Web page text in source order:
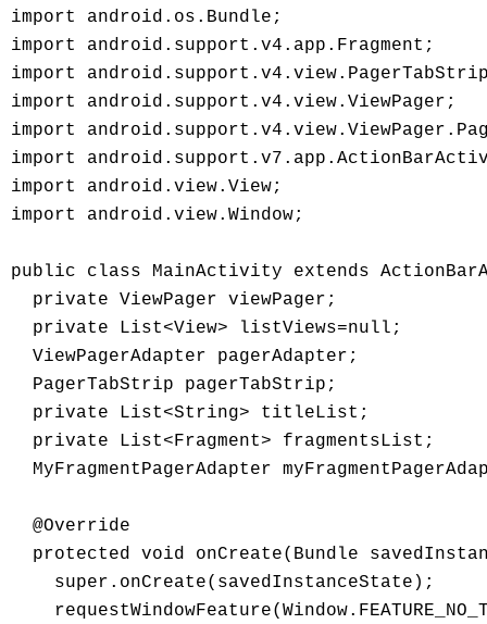
import android.os.Bundle;
import android.support.v4.app.Fragment;
import
import android.support.v4.view.ViewPager;
import
import
import android.view.View;
import android.view.Window;
public class MainActivity extends
  private ViewPager viewPager;
  private List<View> listViews=null;
  ViewPagerAdapter pagerAdapter;
  PagerTabStrip pagerTabStrip;
  private List<String> titleList;
  private List<Fragment> fragmentsList;
MyFragmentPagerAdapter
  @Override
protected void onCreate(Bundle
    super.onCreate(savedInstanceState);